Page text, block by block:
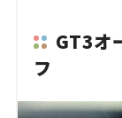
GT3オ
フ